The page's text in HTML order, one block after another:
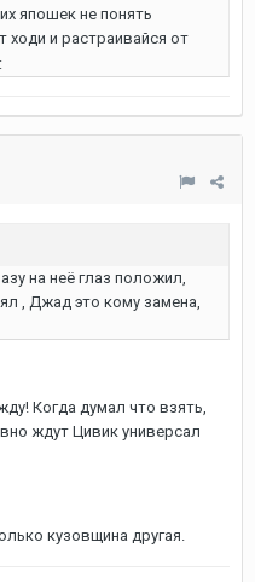
япошек не понять
ходи и растраивайся от
на неё глаз положил,
, Джад это кому замена,
Когда думал что взять,
ждут Цивик универсал
кузовщина другая.